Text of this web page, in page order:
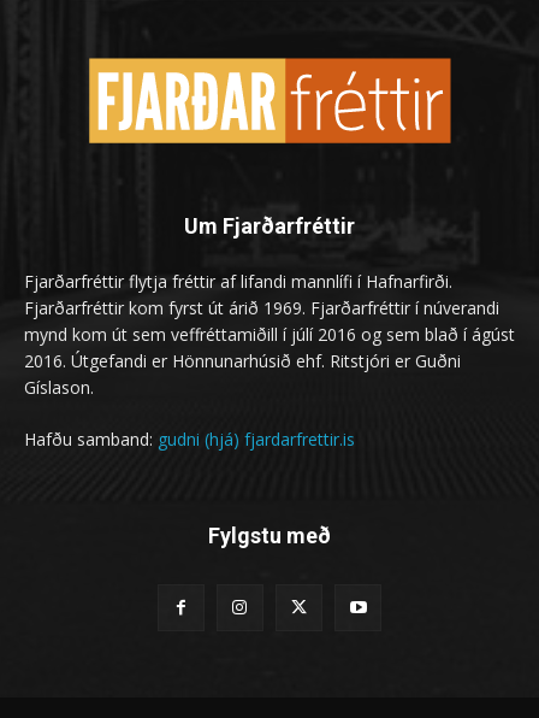
Um Fjarðarfréttir
Fjarðarfréttir flytja fréttir af lifandi mannlífi í Hafnarfirði.
Fjarðarfréttir kom fyrst út árið 1969. Fjarðarfréttir í núverandi
mynd kom út sem veffréttamiðill í júlí 2016 og sem blað í ágúst
2016. Útgefandi er Hönnunarhúsið ehf. Ritstjóri er Guðni
Gíslason.
Hafðu samband: gudni (hjá) fjardarfrettir.is
Fylgstu með